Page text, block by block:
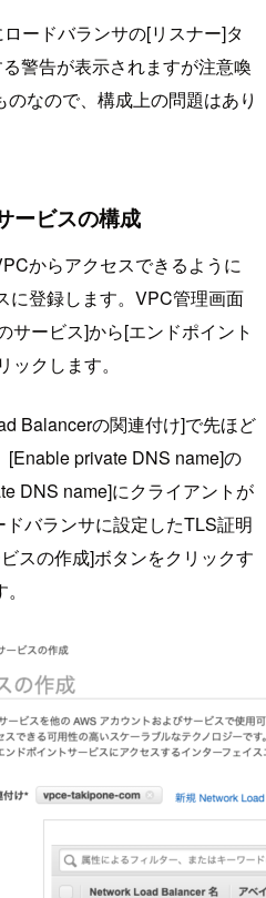
ードバランサの[リスナー]タ
警告が表示されますが注意喚
なので、構成上の問題はあり
ービスの構成
からアクセスできるように
に登録します。VPC管理画面
サービス]から[エンドポイント
クします。
Balancerの関連付け]で先ほど
private DNS name]の
DNS name]にクライアントが
バランサに設定したTLS証明
スの作成]ボタンをクリックす